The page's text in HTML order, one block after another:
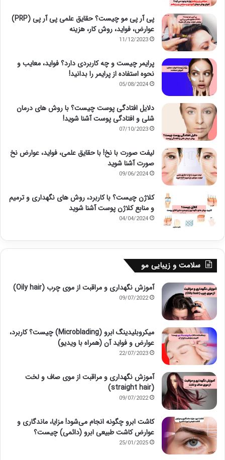
پی آر پی مو چیست؟ حقایق علمی پی آر پی (PRP)
عوارض، فواید، روش کار، هزینه
11/12/2023
پرایمر چیست و چه کاربردی دارد؟ فواید، معایب و
نحوه استفاده از پرایمر را بدانید!
05/08/2024
دلایل افتادگی پوست چیست؟ با روش های درمان
شلی و افتادگی پوست آشنا شوید!
07/10/2023
لیفت صورت با نخ! با حقایق علمی، فواید، عوارض نخ
صورت آشنا شوید
09/06/2024
کلاژن چیست؟ با کاربرد، روش های نگهداری و ترمیم
و منابع کلاژن پوست آشنا شوید
04/04/2024
سلامت و زیبایی مو
آموزش نگهداری و مراقبت از موی چرب (Oily hair)
09/07/2022
میکروبلیدینگ ابرو (Microblading) چیست؟ کاربرد،
عوارض و فواید آن (همراه با ویدیو)
22/07/2023
آموزش نگهداری و مراقبت از موی صاف و لخت
(straight hair)
09/07/2022
کاشت ابرو چگونه انجام می‌شود! مزایا، ماندگاری و
عوارض کاشت طبیعی ابرو (دائمی) چیست؟
25/01/2025